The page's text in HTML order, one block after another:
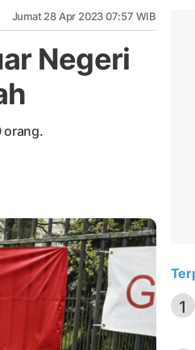
Jumat 28 Apr 2023 07:57 WIB
Negeri
orang.
1